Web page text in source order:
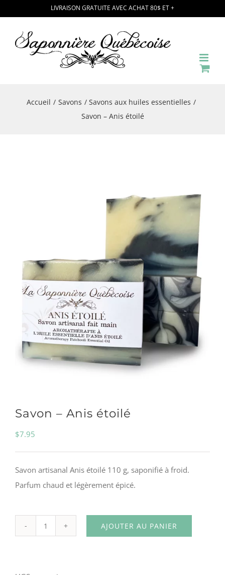
contenu
LIVRAISON GRATUITE AVEC ACHAT 80$ ET +
Accueil Savons
Savons aux huiles essentielles
Savon – Anis étoilé
Savon – Anis étoilé
$7.95
Savon artisanal Anis étoilé 110 g, saponifié à froid.
Parfum chaud et légèrement épicé.
AJOUTER AU PANIER